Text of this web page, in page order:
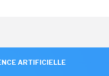
ARTIFICIELLE